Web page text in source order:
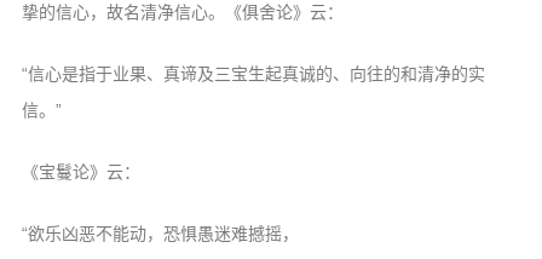
挚的信心，故名清净信心。《俱舍论》云：
“信心是指于业果、真谛及三宝生起真诚的、向往的和清净的实
信。”
《宝鬘论》云：
“欲乐凶恶不能动，恐惧愚迷难撼摇，